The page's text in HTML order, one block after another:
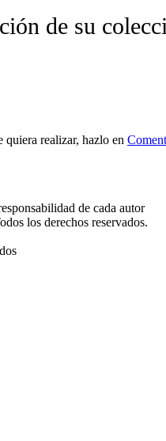
de su
quiera realizar, hazlo en
de cada autor
los derechos reservados.